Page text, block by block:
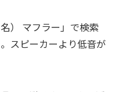
） マフラー」で検索
スピーカーより低音が